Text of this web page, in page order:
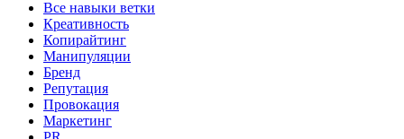
Все навыки ветки
Креативность
Копирайтинг
Манипуляции
Бренд
Репутация
Провокация
Маркетинг